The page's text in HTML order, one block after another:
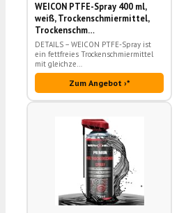
WEICON PTFE-Spray 400 ml,
weiß, Trockenschmiermittel,
Trockenschm…
DETAILS – WEICON PTFE-Spray ist
ein fettfreies Trockenschmiermittel
mit gleichze…
Zum Angebot ›*